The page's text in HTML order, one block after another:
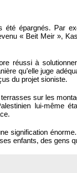
été épargnés. Par
« Beit Meir »,
réussi à
qu’elle juge
du projet sioniste.
sur les
lui-même
signification
enfants, des gens